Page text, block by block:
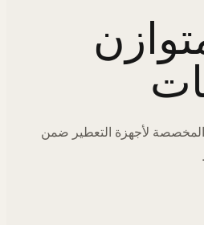
زيوت 125 مل المخصصة لأجهزة التعطير ضمن